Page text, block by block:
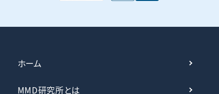
ホーム
MMD研究所とは